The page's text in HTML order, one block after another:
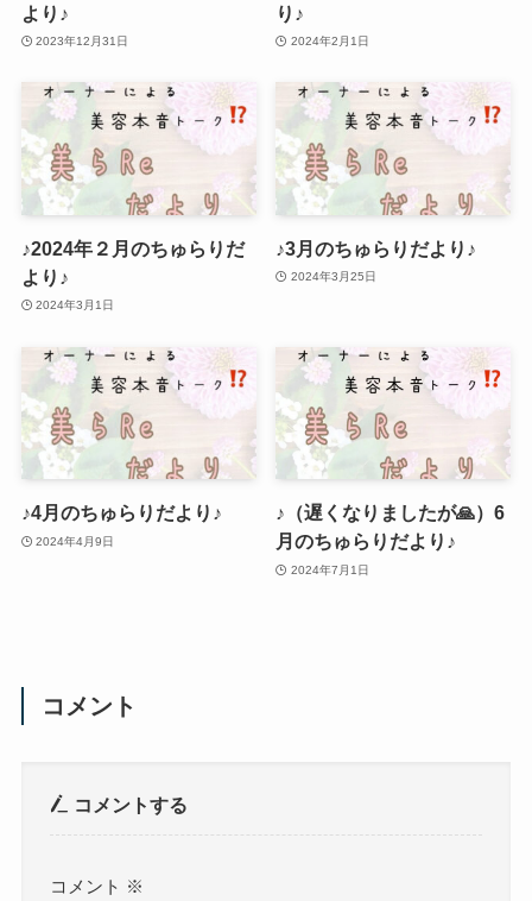
より♪
2023年12月31日
り♪
2024年2月1日
♪2024年２月のちゅらりだ
より♪
2024年3月1日
♪3月のちゅらりだより♪
2024年3月25日
♪4月のちゅらりだより♪
2024年4月9日
♪（遅くなりましたが🙏）6
月のちゅらりだより♪
2024年7月1日
コメント
コメントする
コメント ※